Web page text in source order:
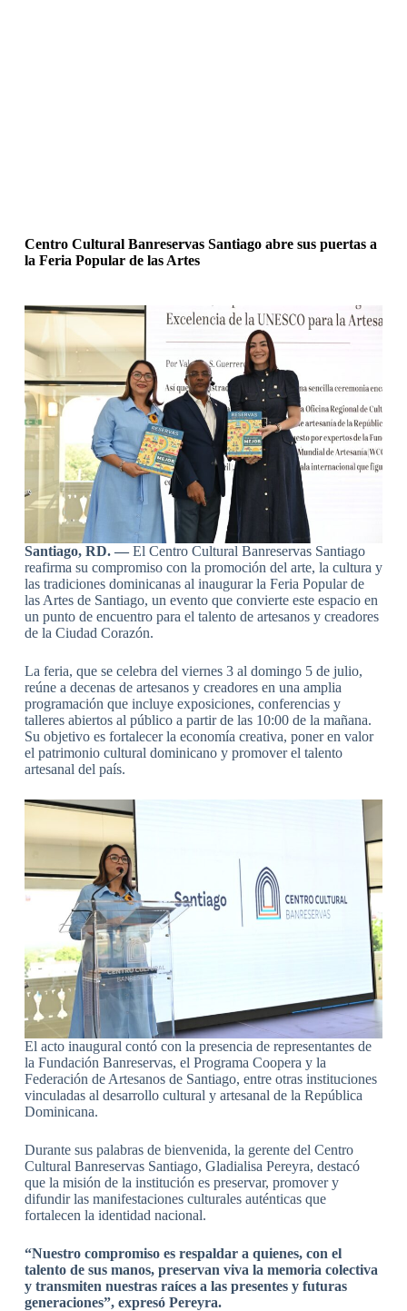
Centro Cultural Banreservas Santiago abre sus puertas a
la Feria Popular de las Artes
Santiago, RD. —El Centro Cultural Banreservas Santiago
reafirma su compromiso con la promoción del arte, la cultura y
las tradiciones dominicanas al inaugurar la Feria Popular de
las Artes de Santiago, un evento que convierte este espacio en
un punto de encuentro para el talento de artesanos y creadores
de la Ciudad Corazón.
La feria, que se celebra del viernes 3 al domingo 5 de julio,
reúne a decenas de artesanos y creadores en una amplia
programación que incluye exposiciones, conferencias y
talleres abiertos al público a partir de las 10:00 de la mañana.
Su objetivo es fortalecer la economía creativa, poner en valor
el patrimonio cultural dominicano y promover el talento
artesanal del país.
El acto inaugural contó con la presencia de representantes de
la Fundación Banreservas, el Programa Coopera y la
Federación de Artesanos de Santiago, entre otras instituciones
vinculadas al desarrollo cultural y artesanal de la República
Dominicana.
Durante sus palabras de bienvenida, la gerente del Centro
Cultural Banreservas Santiago, Gladialisa Pereyra, destacó
que la misión de la institución es preservar, promover y
difundir las manifestaciones culturales auténticas que
fortalecen la identidad nacional.
“Nuestro compromiso es respaldar a quienes, con el
talento de sus manos, preservan viva la memoria colectiva
y transmiten nuestras raíces a las presentes y futuras
generaciones”, expresó Pereyra.